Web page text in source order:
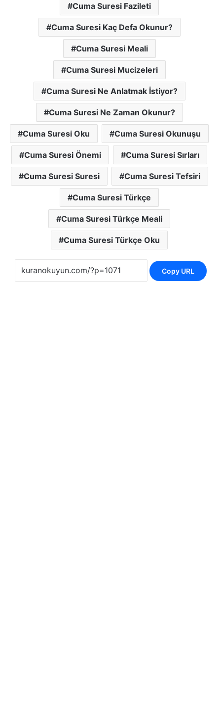
Cuma Suresi Fazileti
Cuma Suresi Kaç Defa Okunur?
Cuma Suresi Meali
Cuma Suresi Mucizeleri
Cuma Suresi Ne Anlatmak İstiyor?
Cuma Suresi Ne Zaman Okunur?
Cuma Suresi Oku Cuma Suresi Okunuşu
Cuma Suresi Önemi Cuma Suresi Sırları
Cuma Suresi Suresi Cuma Suresi Tefsiri
Cuma Suresi Türkçe
Cuma Suresi Türkçe Meali
Cuma Suresi Türkçe Oku
Copy URL